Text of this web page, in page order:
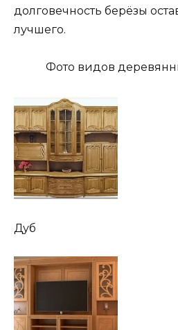
долговечность берёзы
лучшего.
Фото видов
Дуб